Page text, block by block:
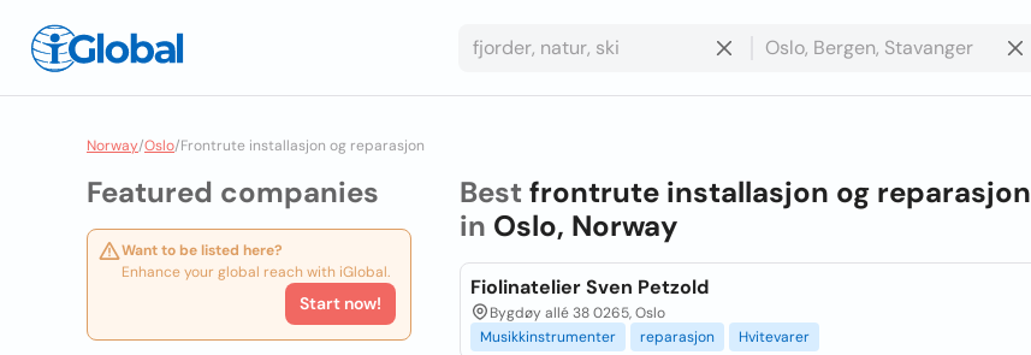
Norway/Oslo/Frontrute installasjon og reparasjon
Featured companies
Want to be listed here?
Enhance your global reach with iGlobal.
Start now!
Best frontrute installasjon og reparasjon
in Oslo, Norway
Fiolinatelier Sven Petzold
Bygdøy allé 38 0265, Oslo
Musikkinstrumenter
reparasjon Hvitevarer